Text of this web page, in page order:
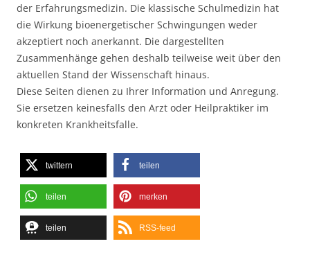
der Erfahrungsmedizin. Die klassische Schulmedizin hat
die Wirkung bioenergetischer Schwingungen weder
akzeptiert noch anerkannt. Die dargestellten
Zusammenhänge gehen deshalb teilweise weit über den
aktuellen Stand der Wissenschaft hinaus.
Diese Seiten dienen zu Ihrer Information und Anregung.
Sie ersetzen keinesfalls den Arzt oder Heilpraktiker im
konkreten Krankheitsfalle.
twittern teilen
teilen merken
teilen RSS-feed